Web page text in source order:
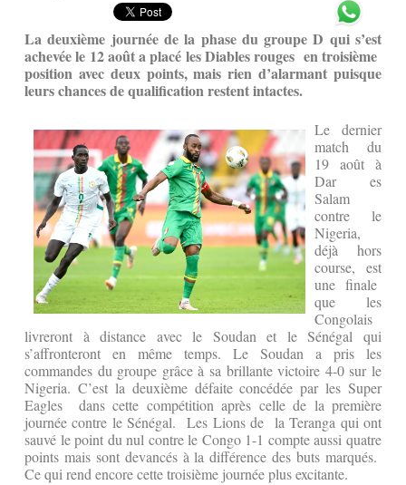
La deuxième journée de la phase du groupe D qui s’est
achevée le 12 août a placé les Diables rouges en troisième
position avec deux points, mais rien d’alarmant puisque
leurs chances de qualification restent intactes.
Le dernier
match du
19 août à
Dar es
Salam
contre le
Nigeria,
déjà hors
course, est
une finale
que les
Congolais
livreront à distance avec le Soudan et le Sénégal qui
s’affronteront en même temps. Le Soudan a pris les
commandes du groupe grâce à sa brillante victoire 4-0 sur le
Nigeria. C’est la deuxième défaite concédée par les Super
Eagles dans cette compétition après celle de la première
journée contre le Sénégal. Les Lions de la Teranga qui ont
sauvé le point du nul contre le Congo 1-1 compte aussi quatre
points mais sont devancés à la différence des buts marqués.
Ce qui rend encore cette troisième journée plus excitante.